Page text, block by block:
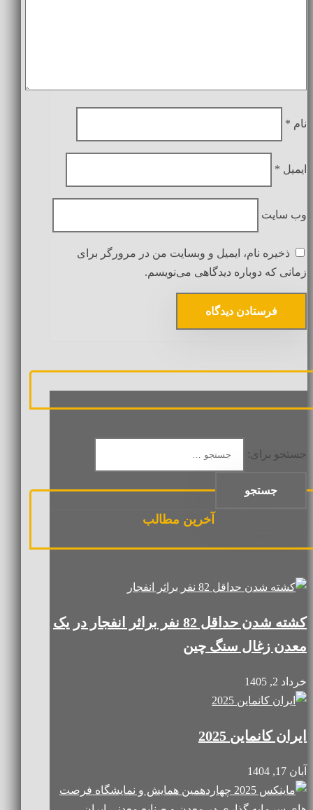
نام *
ایمیل *
وب‌ سایت
ذخیره نام، ایمیل و وبسایت من در مرورگر برای
زمانی که دوباره دیدگاهی می‌نویسم.
جستجو برای:
آخرین مطالب
کشته شدن حداقل 82 نفر براثر انفجار در یک
معدن زغال سنگ چین
خرداد 2, 1405
ایران کانماین 2025
آبان 17, 1404